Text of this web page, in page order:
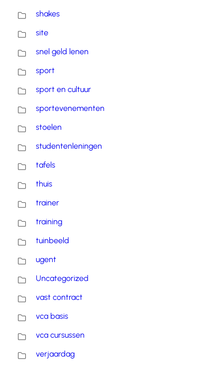
shakes
site
snel geld lenen
sport
sport en cultuur
sportevenementen
stoelen
studentenleningen
tafels
thuis
trainer
training
tuinbeeld
ugent
Uncategorized
vast contract
vca basis
vca cursussen
verjaardag